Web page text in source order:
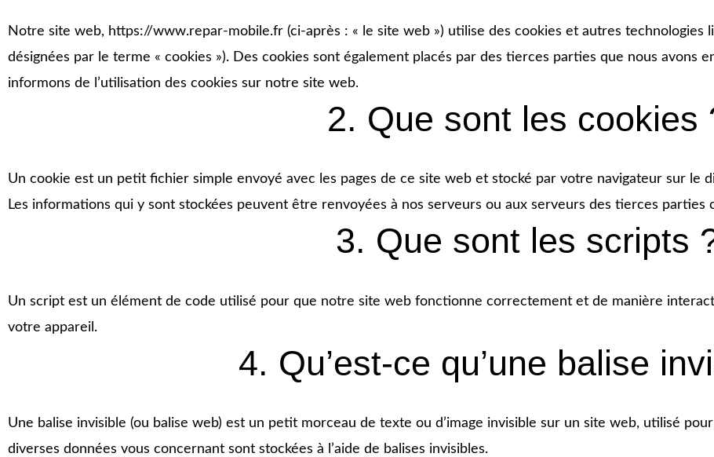
Notre site web, https://www.repar-mobile.fr (ci-après : « le site web ») utilise des cookies et autres
désignées par le terme « cookies »). Des cookies sont également placés par des tierces parties que nous avons
informons de l’utilisation des cookies sur notre site web.
2. Que sont les cookies
Un cookie est un petit fichier simple envoyé avec les pages de ce site web et stocké par votre navigateur sur le
Les informations qui y sont stockées peuvent être renvoyées à nos serveurs ou aux serveurs des tierces parties
3. Que sont les scripts
Un script est un élément de code utilisé pour que notre site web fonctionne correctement et de manière
votre appareil.
4. Qu’est-ce qu’une balise
Une balise invisible (ou balise web) est un petit morceau de texte ou d’image invisible sur un site web, utilisé
diverses données vous concernant sont stockées à l’aide de balises invisibles.